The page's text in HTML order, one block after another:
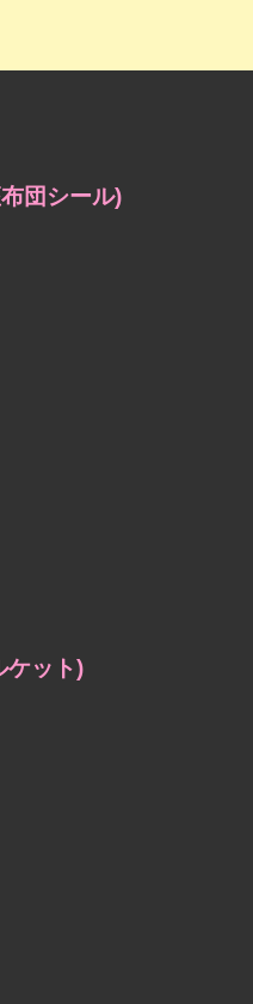
団シール)
ケット)